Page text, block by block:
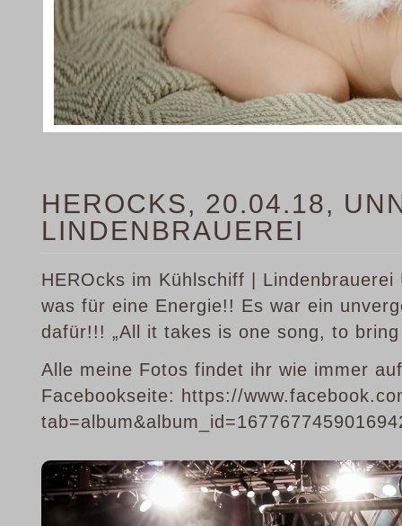
HEROCKS, 20.04.18,
LINDENBRAUEREI
HEROcks im Kühlschiff |
was für eine Energie!! Es war ein
dafür!!! „All it takes is one song, to
Alle meine Fotos findet ihr wie immer
Facebookseite: https://